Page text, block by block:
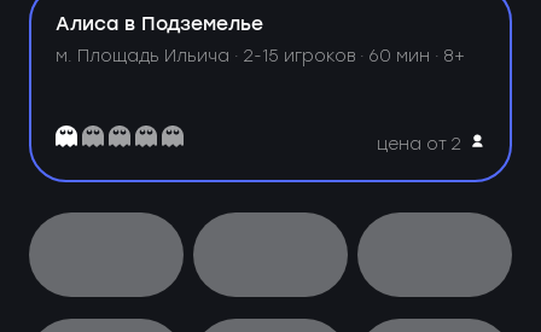
Алиса в Подземелье
м. Площадь Ильича ·2-15 игроков · 60 мин · 8+
цена от 2